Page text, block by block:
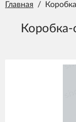
Главная /